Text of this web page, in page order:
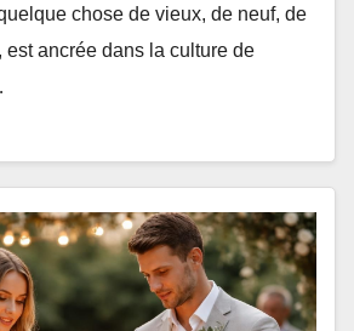
chose de vieux, de neuf, de
est ancrée dans la culture de